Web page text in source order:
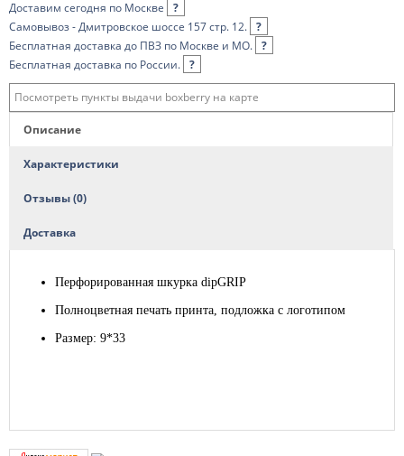
Доставим сегодня по Москве
?
Самовывоз - Дмитровское шоссе 157 стр. 12. ?
Бесплатная доставка до ПВЗ по Москве и МО. ?
Бесплатная доставка по России. ?
Посмотреть пункты выдачи boxberry на карте
Описание
Характеристики
Отзывы (0)
Доставка
Перфорированная шкурка dipGRIP
Полноцветная печать принта, подложка с логотипом
Размер: 9*33